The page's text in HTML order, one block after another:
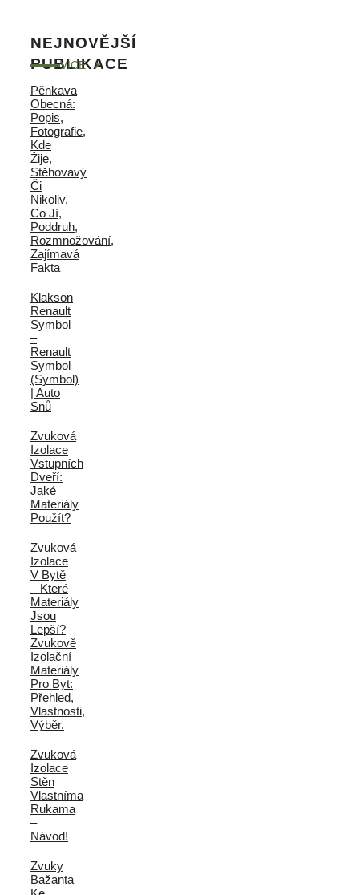
NEJNOVĚJŠÍ
PUBLIKACE
VÍCE
Pěnkava
Obecná:
Popis,
Fotografie,
Kde
Žije,
Stěhovavý
Či
Nikoliv,
Co Jí,
Poddruh,
Rozmnožování,
Zajímavá
Fakta
Klakson
Renault
Symbol
–
Renault
Symbol
(Symbol)
| Auto
Snů
Zvuková
Izolace
Vstupních
Dveří:
Jaké
Materiály
Použít?
Zvuková
Izolace
V Bytě
– Které
Materiály
Jsou
Lepší?
Zvukově
Izolační
Materiály
Pro Byt:
Přehled,
Vlastnosti,
Výběr.
Zvuková
Izolace
Stěn
Vlastníma
Rukama
–
Návod!
Zvuky
Bažanta